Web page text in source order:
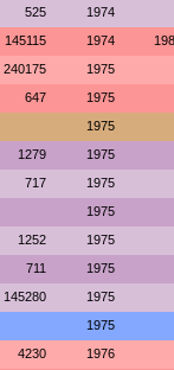
525 1974
145115 1974
240175 1975
647 1975
1975
1279 1975
717 1975
1975
1252 1975
711 1975
145280 1975
1975
4230 1976